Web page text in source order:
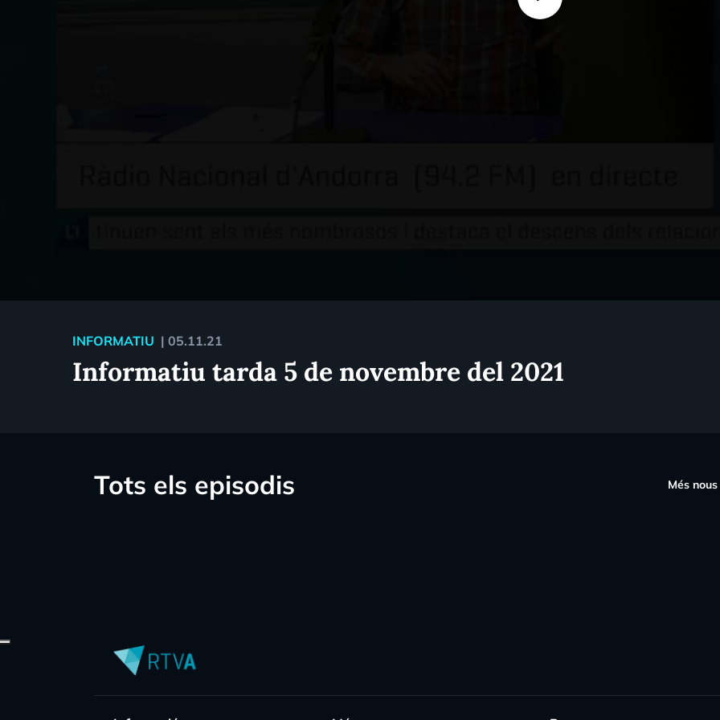
INFORMATIU | 05.11.21
Informatiu tarda 5 de novembre del 2021
Tots els episodis Més nous